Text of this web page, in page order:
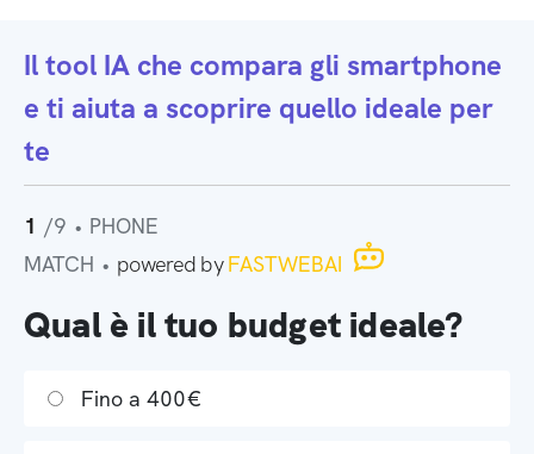
Il tool IA che compara gli smartphone
e ti aiuta a scoprire quello ideale per
te
1 /9 • PHONE
MATCH • powered byFASTWEBAI
Qual è il tuo budget ideale?
Fino a 400€